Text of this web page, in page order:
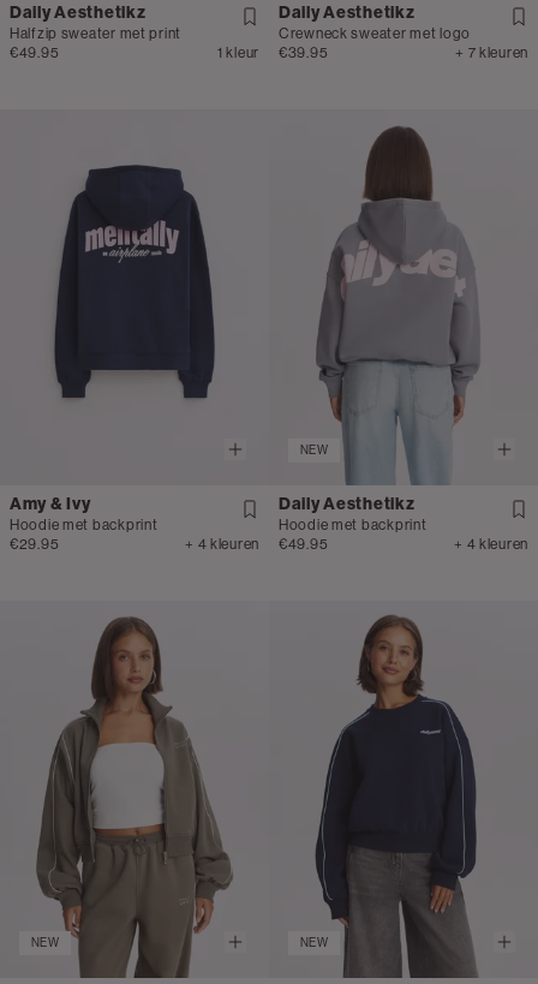
Daily Aesthetikz
Halfzip sweater met print
€49.95
1 kleur
Daily Aesthetikz
Crewneck sweater met logo
€39.95
+ 7 kleuren
Amy & Ivy
Hoodie met backprint
€29.95
+ 4 kleuren
NEW
Daily Aesthetikz
Hoodie met backprint
€49.95
+ 4 kleuren
NEW NEW